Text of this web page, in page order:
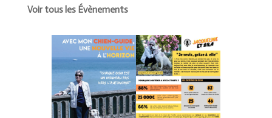
Voir tous les Évènements